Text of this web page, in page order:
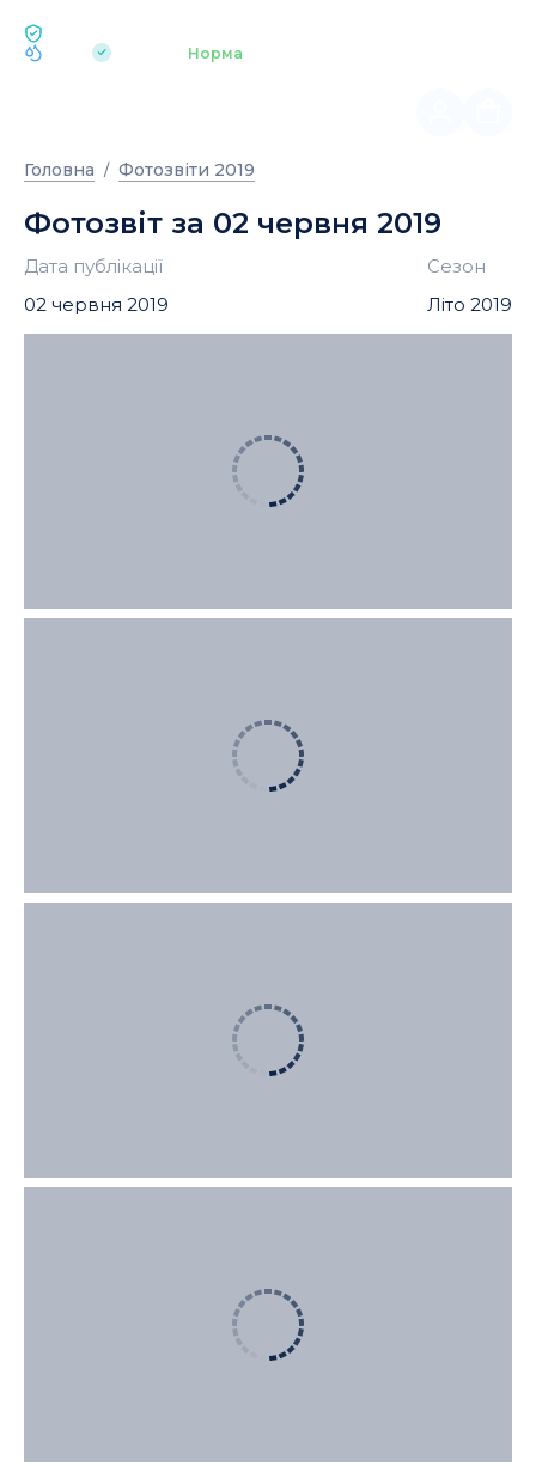
| Норма
Головна Фотозвіти 2019
Фотозвіт за 02 червня 2019
Дата публікації
02 червня 2019
Сезон
Літо 2019